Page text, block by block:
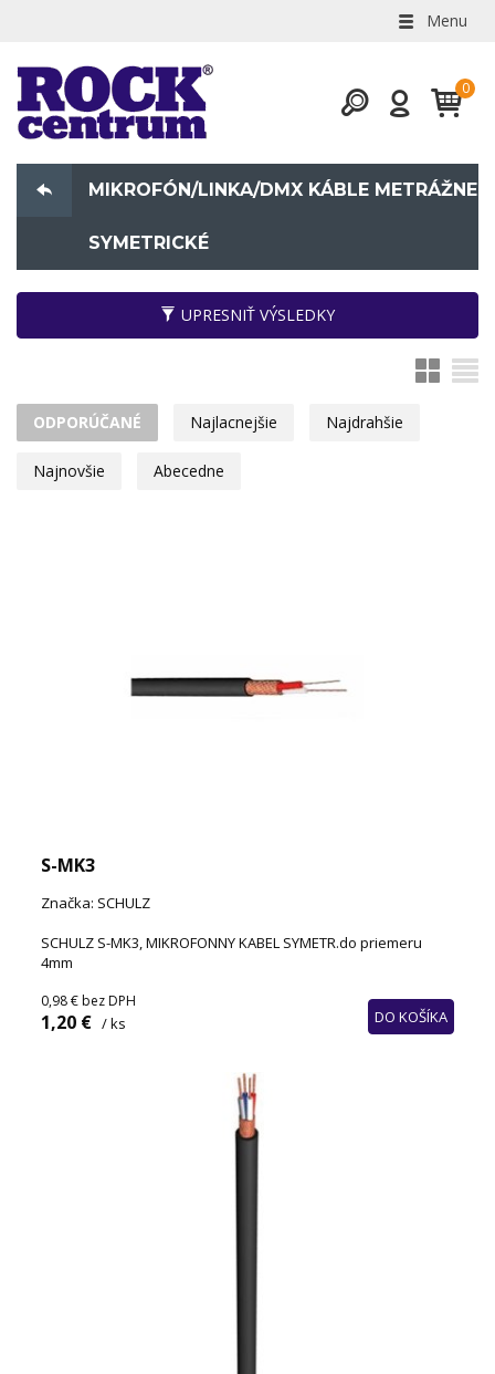
Menu
MIKROFÓN/LINKA/DMX KÁBLE METRÁŽNE
SYMETRICKÉ
UPRESNIŤ VÝSLEDKY
ODPORÚČANÉ Najlacnejšie Najdrahšie
Najnovšie Abecedne
S-MK3
Značka: SCHULZ
SCHULZ S-MK3, MIKROFONNY KABEL SYMETR.do priemeru
4mm
0,98 € bez DPH
1,20 € / ks DO KOŠÍKA